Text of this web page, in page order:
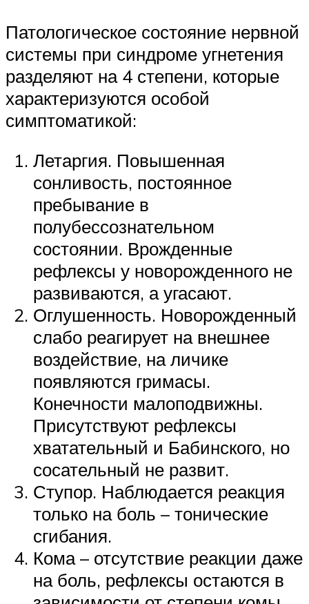
Патологическое состояние нервной
системы при синдроме угнетения
разделяют на 4 степени, которые
характеризуются особой
симптоматикой:
Летаргия. Повышенная
сонливость, постоянное
пребывание в
полубессознательном
состоянии. Врожденные
рефлексы у новорожденного не
развиваются, а угасают.
Оглушенность. Новорожденный
слабо реагирует на внешнее
воздействие, на личике
появляются гримасы.
Конечности малоподвижны.
Присутствуют рефлексы
хватательный и Бабинского, но
сосательный не развит.
Ступор. Наблюдается реакция
только на боль – тонические
сгибания.
Кома – отсутствие реакции даже
на боль, рефлексы остаются в